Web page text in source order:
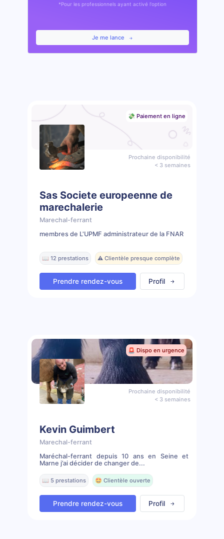
*Pour les professionnels ayant activé l'option
Je me lance
💸 Paiement en ligne
Prochaine disponibilité
< 3 semaines
Sas Societe europeenne de
marechalerie
Marechal-ferrant
membres de L'UPMF administrateur de la FNAR
📖 12 prestations ⚠️ Clientèle presque complète
Prendre rendez-vous Profil
🚨 Dispo en urgence
Prochaine disponibilité
< 3 semaines
Kevin Guimbert
Marechal-ferrant
Maréchal-ferrant depuis 10 ans en Seine et
Marne j’ai décider de changer de...
📖 5 prestations 🤩 Clientèle ouverte
Prendre rendez-vous Profil